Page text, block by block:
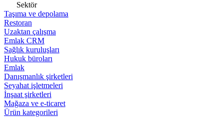
Sektör
Taşıma ve depolama
Restoran
Uzaktan çalışma
Emlak CRM
Sağlık kuruluşları
Hukuk büroları
Emlak
Danışmanlık şirketleri
Seyahat işletmeleri
İnşaat şirketleri
Mağaza ve e-ticaret
Ürün kategorileri